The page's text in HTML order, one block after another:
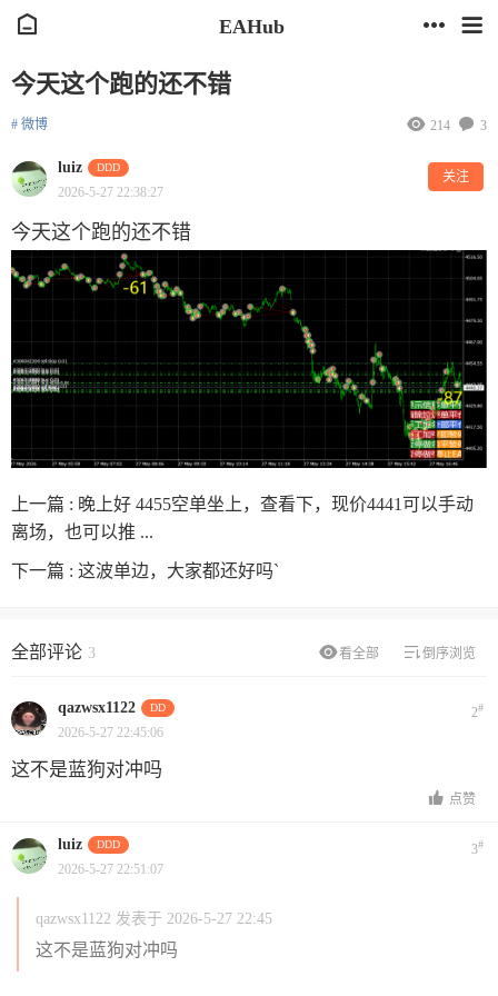
EAHub
今天这个跑的还不错
# 微博 3
214
luiz DDD
2026-5-27 22:38:27
关注
今天这个跑的还不错
上一篇 : 晚上好 4455空单坐上，查看下，现价4441可以手动
离场，也可以推 ...
下一篇 : 这波单边，大家都还好吗`
看全部 倒序浏览
全部评论 3
qazwsx1122 DD 2#
2026-5-27 22:45:06
这不是蓝狗对冲吗
点赞
luiz DDD 3#
2026-5-27 22:51:07
qazwsx1122 发表于 2026-5-27 22:45
这不是蓝狗对冲吗